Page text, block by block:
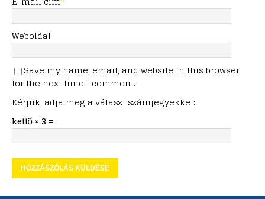
Weboldal
Save my name, email, and website in this browser
for the next time I comment.
Kérjük, adja meg a választ számjegyekkel:
kettő × 3 =